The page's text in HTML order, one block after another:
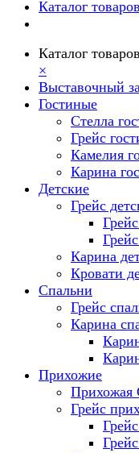
Каталог товаров
Каталог товаров
×
Выставочный
Гостиные
Стелла
Грейс
Камелия
Карина
Детские
Грейс
Карина
Кровати
Спальни
Грейс
Карина
Прихожие
Прихожая
Грейс